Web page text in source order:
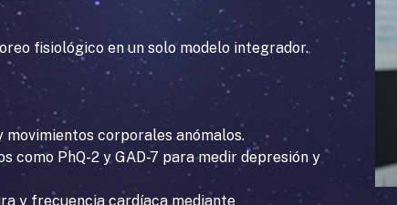
fisiológico en un solo modelo integrador.
corporales anómalos.
como PhQ-2 y GAD-7 para medir depresión y
y frecuencia cardíaca mediante